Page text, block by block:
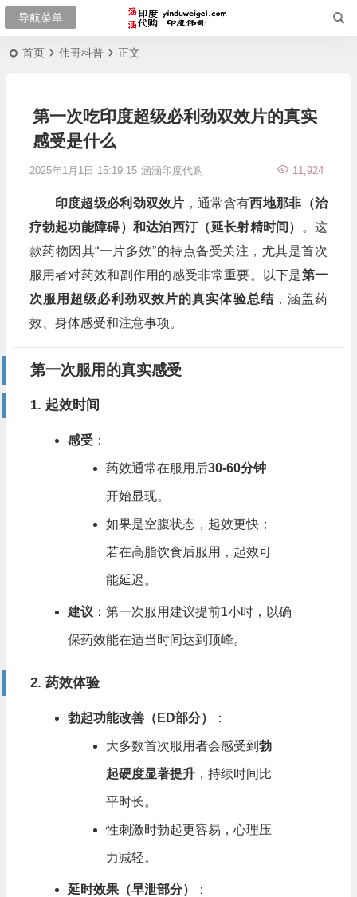
首页 伟哥科普 正文
第一次吃印度超级必利劲双效片的真实
感受是什么
2025年1月1日 15:19:15 涵涵印度代购 11,924
印度超级必利劲双效片 ，通常含有西地那非（治
疗勃起功能障碍）和达泊西汀（延长射精时间）
。这
款药物因其“一片多效”的特点备受关注，尤其是首次
服用者对药效和副作用的感受非常重要。以下是第一
次服用超级必利劲双效片的真实体验总结，涵盖药
效、身体感受和注意事项。
第一次服用的真实感受
1. 起效时间
感受：
药效通常在服用后30-60分钟
开始显现。
如果是空腹状态，起效更快；
若在高脂饮食后服用，起效可
能延迟。
建议 ：第一次服用建议提前1小时，以确
保药效能在适当时间达到顶峰。
2. 药效体验
勃起功能改善（ED部分） ：
大多数首次服用者会感受到 勃
起硬度显著提升，持续时间比
平时长。
性刺激时勃起更容易，心理压
力减轻。
延时效果（早泄部分） ：